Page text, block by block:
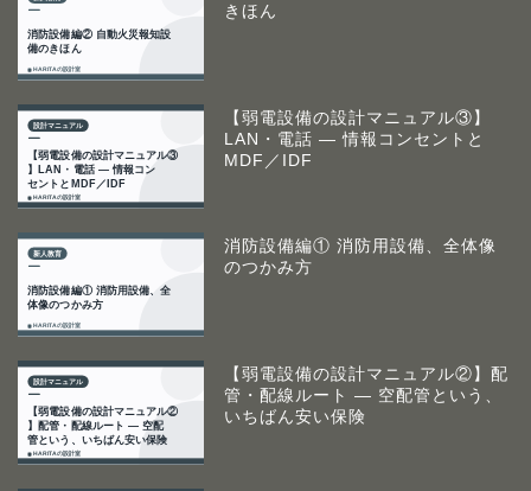
きほん
【弱電設備の設計マニュアル③】
LAN・電話 ― 情報コンセントと
MDF／IDF
消防設備編① 消防用設備、全体像
のつかみ方
【弱電設備の設計マニュアル②】配
管・配線ルート ― 空配管という、
いちばん安い保険